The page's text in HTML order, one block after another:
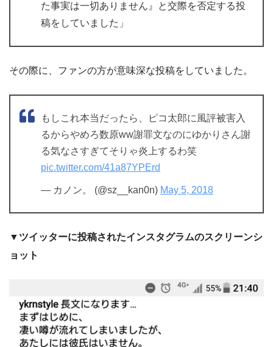
た事実は一切ありません』と交際を否定する投
稿をしていました」
その際に、ファンの方が意味深な投稿をしていました。
もしこれ本当だったら、ピコ太郎に風評被害入
るからやめろ数原ww謝罪文なのにゆかりさん謝
る気なさすぎてそりゃ炎上するわ笑
pic.twitter.com/41a87YPErd
— カノン。 (@sz__kan0n) May 5, 2018
▼ツイッターに投稿されたインスタグラムのスクリーンシ
ョット